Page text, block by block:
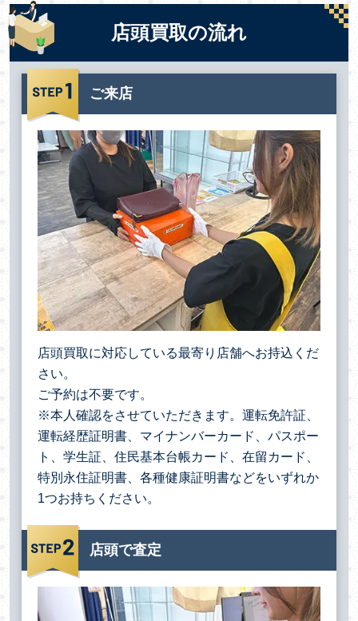
店頭買取の流れ
ご来店
店頭買取に対応している最寄り店舗へお持込くだ
さい。
ご予約は不要です。
※本人確認をさせていただきます。運転免許証、
運転経歴証明書、マイナンバーカード、パスポー
ト、学生証、住民基本台帳カード、在留カード、
特別永住証明書、各種健康証明書などをいずれか
1つお持ちください。
店頭で査定